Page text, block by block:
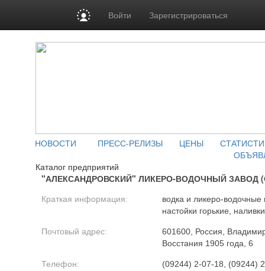
Войти Зарегистрироваться
НОВОСТИ ПРЕСС-РЕЛИЗЫ ЦЕНЫ
Каталог предприятий
"АЛЕКСАНДРОВСКИЙ" ЛИКЕРО-ВОДОЧНЫЙ ЗАВОД
Краткая информация:
водка и ликеро-
настойки горькие,
Почтовый адрес:
601600, Россия,
Восстания 1905 года, 6
Телефон: (09244) 2-07-18, (09244)